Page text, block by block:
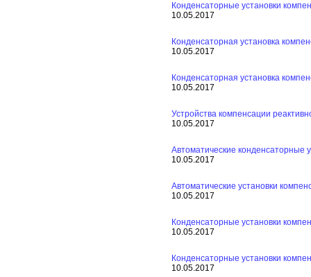
Конденсаторные установки
10.05.2017
Конденсаторная установка
10.05.2017
Конденсаторная установка
10.05.2017
Устройства компенсации
10.05.2017
Автоматические конденсаторные
10.05.2017
Автоматические установки
10.05.2017
Конденсаторные установки
10.05.2017
Конденсаторные установки
10.05.2017